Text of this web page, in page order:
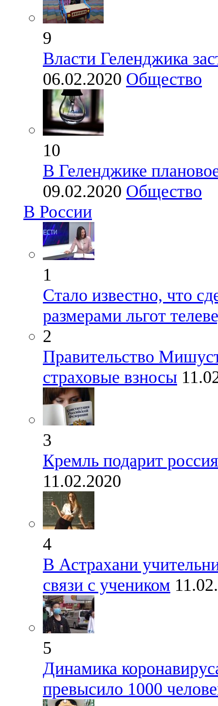
9
Власти Геленджика
06.02.2020 Общество
10
В Геленджике
09.02.2020 Общество
В России
1
Стало известно, что
размерами льгот
2
Правительство
страховые взносы
3
Кремль подарит
11.02.2020
4
В Астрахани
связи с учеником
5
Динамика
превысило 1000